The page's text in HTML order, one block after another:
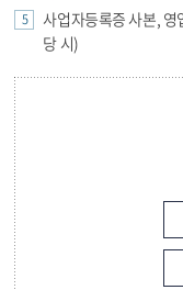
사업자등록증 사본,
당 시)